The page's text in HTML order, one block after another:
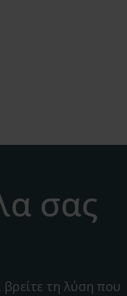
σας
τη λύση που